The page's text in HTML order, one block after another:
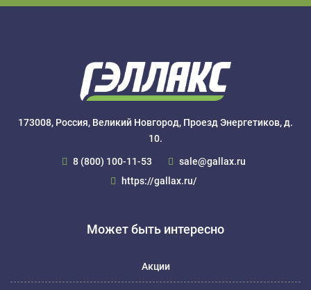
173008, Россия, Великий Новгород, Проезд Энергетиков, д.
10.
8 (800) 100-11-53
sale@gallax.ru
https://gallax.ru/
Может быть интересно
Акции